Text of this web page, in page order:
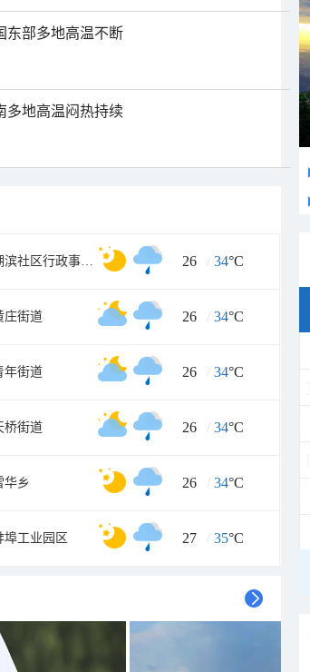
东部多地高温不断
多地高温闷热持续
湖滨社区行政事务管理中心 26 / 34°C
庄街道 26 / 34°C
年街道 26 / 34°C
桥街道 26 / 34°C
华乡 26 / 34°C
埠工业园区 27 / 35°C